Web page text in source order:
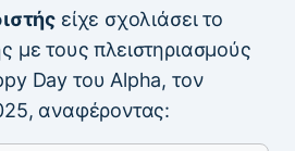
είχε σχολιάσει το
με τους πλειστηριασμούς
Day του Alpha, τον
αναφέροντας: